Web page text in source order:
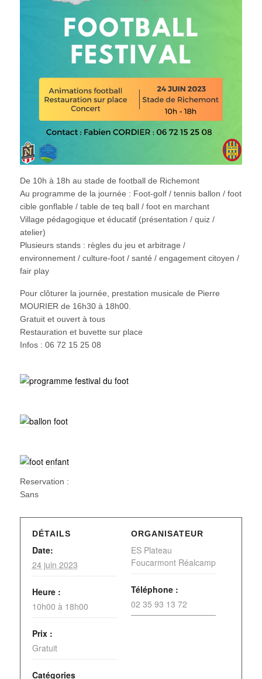
De 10h à 18h au stade de football de Richemont
Au programme de la journée : Foot-golf / tennis ballon / foot
cible gonflable / table de teq ball / foot en marchant
Village pédagogique et éducatif (présentation / quiz /
atelier)
Plusieurs stands : règles du jeu et arbitrage /
environnement / culture-foot / santé / engagement citoyen /
fair play
Pour clôturer la journée, prestation musicale de Pierre
MOURIER de 16h30 à 18h00.
Gratuit et ouvert à tous
Restauration et buvette sur place
Infos : 06 72 15 25 08
Reservation :
Sans
DÉTAILS
Date:
24 juin 2023
Heure :
10h00 à 18h00
Prix :
Gratuit
Catégories
ORGANISATEUR
ES Plateau
Foucarmont Réalcamp
Téléphone :
02 35 93 13 72